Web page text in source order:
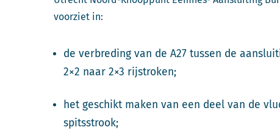
voorziet in:
de verbreding van de A27 tussen de
2×2 naar 2×3 rijstroken;
het geschikt maken van een deel van de
spitsstrook;